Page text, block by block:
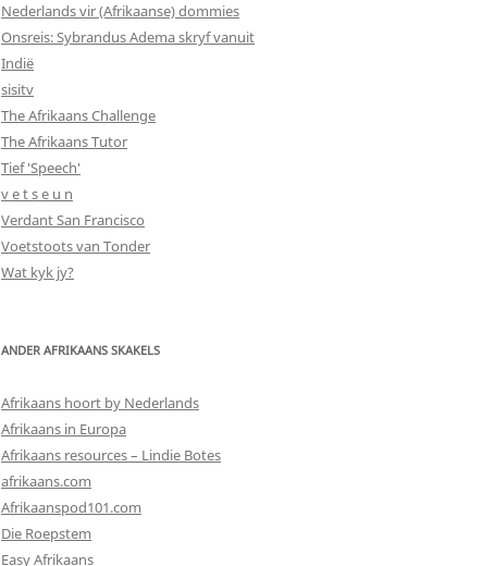
Nederlands vir (Afrikaanse) dommies
Onsreis: Sybrandus Adema skryf vanuit
Indië
sisitv
The Afrikaans Challenge
The Afrikaans Tutor
Tief 'Speech'
v e t s e u n
Verdant San Francisco
Voetstoots van Tonder
Wat kyk jy?
ANDER AFRIKAANS SKAKELS
Afrikaans hoort by Nederlands
Afrikaans in Europa
Afrikaans resources – Lindie Botes
afrikaans.com
Afrikaanspod101.com
Die Roepstem
Easy Afrikaans